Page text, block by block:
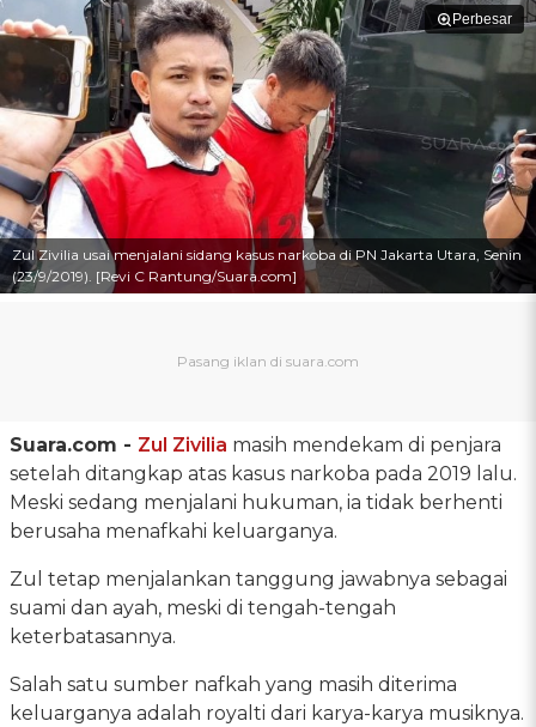
Perbesar
Zul Zivilia usai menjalani sidang kasus narkoba di PN Jakarta Utara, Senin
(23/9/2019). [Revi C Rantung/Suara.com]
Suara.com - Zul Zivilia masih mendekam di penjara
setelah ditangkap atas kasus narkoba pada 2019 lalu.
Meski sedang menjalani hukuman, ia tidak berhenti
berusaha menafkahi keluarganya.
Zul tetap menjalankan tanggung jawabnya sebagai
suami dan ayah, meski di tengah-tengah
keterbatasannya.
Salah satu sumber nafkah yang masih diterima
keluarganya adalah royalti dari karya-karya musiknya.